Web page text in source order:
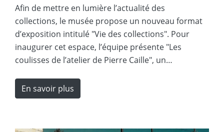
Afin de mettre en lumière l’actualité des
collections, le musée propose un nouveau format
d’exposition intitulé "Vie des collections". Pour
inaugurer cet espace, l’équipe présente "Les
coulisses de l’atelier de Pierre Caille", un…
En savoir plus